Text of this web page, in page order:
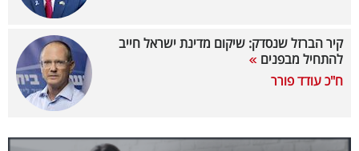
קריפטו
ויראלי
קיר הברזל שנסדק: שיקום מדינת ישראל חייב
להתחיל מבפנים
ח"כ עודד פורר